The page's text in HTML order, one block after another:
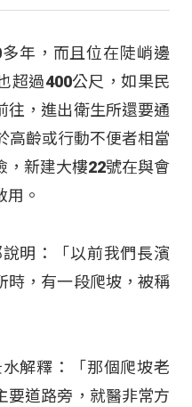
年，而且位在陡峭邊
超過400公尺，如果民
往，進出衛生所還要通
高齡或行動不便者相當
，新建大樓22號在與會
。
明：「以前我們長濱
時，有一段爬坡，被稱
解釋：「那個爬坡老
要道路旁，就醫非常方